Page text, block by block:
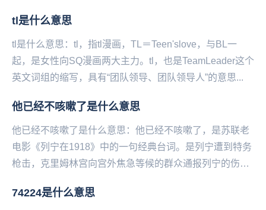
从...
tl是什么意思
tl是什么意思：tl，指tl漫画，TL＝Teen'slove，与BL一
起，是女性向SQ漫画两大主力。tl，也是TeamLeader这个
英文词组的缩写，具有“团队领导、团队领导人”的意思...
他已经不咳嗽了是什么意思
他已经不咳嗽了是什么意思：他已经不咳嗽了，是苏联老
电影《列宁在1918》中的一句经典台词。是列宁遭到特务
枪击，克里姆林宫向宫外焦急等候的群众通报列宁的伤情
74224是什么意思